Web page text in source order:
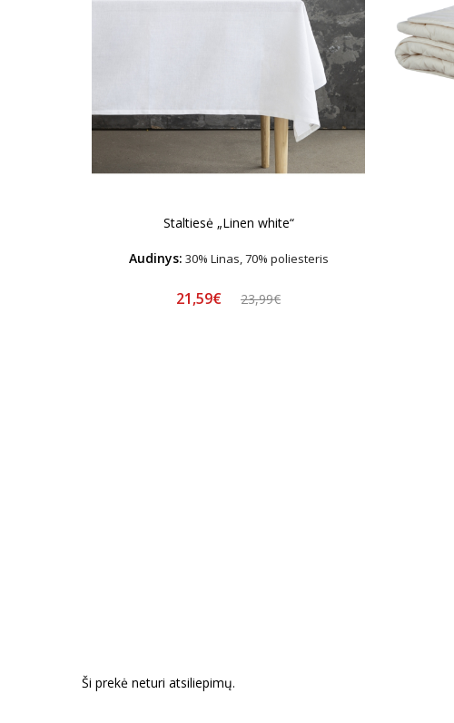
Staltiesė „Linen white“
Audinys: 30% Linas, 70% poliesteris
21,59€ 23,99€
Ši prekė neturi atsiliepimų.